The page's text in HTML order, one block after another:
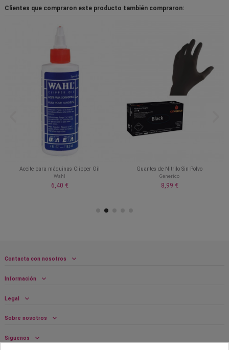
Clientes que compraron este producto también compraron:
Aceite para máquinas Clipper Oil
Wahl
6,40 €
Guantes de Nitrilo Sin Polvo
Generico
8,99 €
Contacta con nosotros
Información
Legal
Sobre nosotros
Síguenos